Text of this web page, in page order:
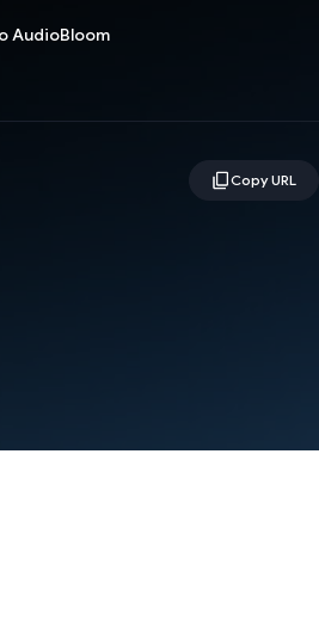
AudioBloom